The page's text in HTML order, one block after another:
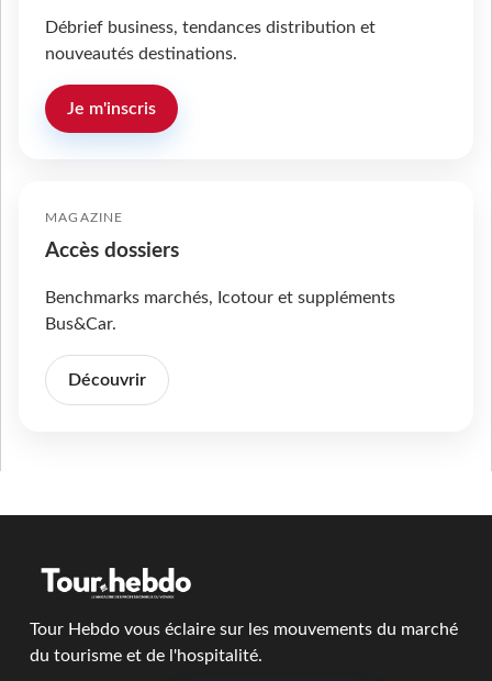
Débrief business, tendances distribution et
nouveautés destinations.
Je m'inscris
MAGAZINE
Accès dossiers
Benchmarks marchés, Icotour et suppléments
Bus&Car.
Découvrir
Tour Hebdo vous éclaire sur les mouvements du marché
du tourisme et de l'hospitalité.